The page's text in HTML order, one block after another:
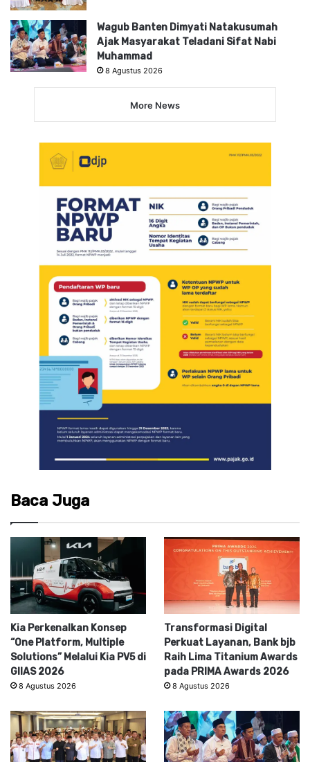
Wagub Banten Dimyati Natakusumah
Ajak Masyarakat Teladani Sifat Nabi
Muhammad
8 Agustus 2026
More News
Baca Juga
Kia Perkenalkan Konsep
“One Platform, Multiple
Solutions” Melalui Kia PV5 di
GIIAS 2026
8 Agustus 2026
Transformasi Digital
Perkuat Layanan, Bank bjb
Raih Lima Titanium Awards
pada PRIMA Awards 2026
8 Agustus 2026